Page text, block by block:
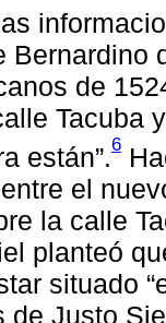
Bernardino
de
Tacuba
están”.6
el
la calle
planteó
situado
de Justo